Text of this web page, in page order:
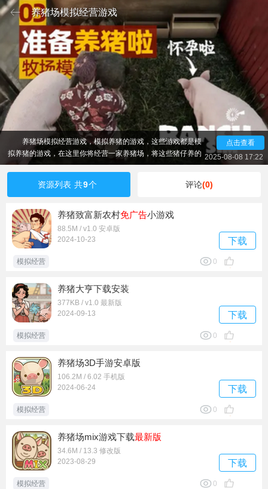
养猪场模拟经营游戏
养猪场模拟经营游戏，模拟养猪的游戏，这些游戏都是模
拟养猪的游戏，在这里你将经营一家养猪场，将这些猪仔养的
白白胖胖的再进行出售，成为养猪大亨的游戏，玩法丰富，使
用金币钻石钞票提升你的养猪场，给猪仔更好地环境，喜欢玩
养猪游戏的不要错过。
点击查看
2025-08-08 17:22
资源列表 共9个 评论(0)
养猪致富新农村免广告小游戏
88.5M / v1.0 安卓版
2024-10-23
下载
模拟经营 0
养猪大亨下载安装
377KB / v1.0 最新版
2024-09-13
下载
模拟经营 0
养猪场3D手游安卓版
106.2M / 6.02 手机版
2024-06-24
下载
模拟经营 0
养猪场mix游戏下载最新版
34.6M / 13.3 修改版
2023-08-29
下载
模拟经营 0